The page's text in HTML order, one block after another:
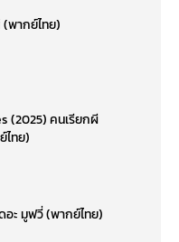
(พากย์ไทย)
(2025) คนเรียกผี
ไทย)
อะ มูฟวี่ (พากย์ไทย)